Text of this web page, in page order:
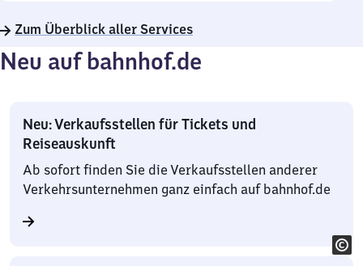
Zum Überblick aller Services
Neu auf bahnhof.de
Neu: Verkaufsstellen für Tickets und
Reiseauskunft
Ab sofort finden Sie die Verkaufsstellen anderer
Verkehrsunternehmen ganz einfach auf bahnhof.de